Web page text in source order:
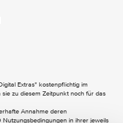
Extras" kostenpflichtig im
zu diesem Zeitpunkt noch für das
Annahme deren
in ihrer jeweils